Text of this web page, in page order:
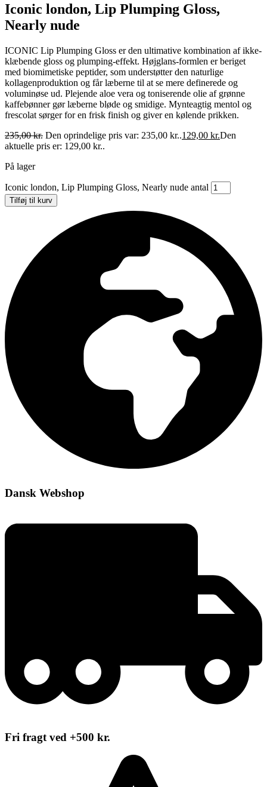
Iconic london, Lip Plumping Gloss,
Nearly nude
ICONIC Lip Plumping Gloss er den ultimative kombination af ikke-
klæbende gloss og plumping-effekt. Højglans-formlen er beriget
med biomimetiske peptider, som understøtter den naturlige
kollagenproduktion og får læberne til at se mere definerede og
voluminøse ud. Plejende aloe vera og toniserende olie af grønne
kaffebønner gør læberne bløde og smidige. Mynteagtig mentol og
frescolat sørger for en frisk finish og giver en kølende prikken.
235,00kr. Den oprindelige pris var: 235,00 kr..129,00 kr.Den
aktuelle pris er: 129,00 kr..
På lager
Iconic london, Lip Plumping Gloss, Nearly nude antal
Tilføj til kurv
Dansk Webshop
Fri fragt ved +500 kr.